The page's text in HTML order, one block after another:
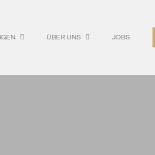
ÜBER UNS JOBS